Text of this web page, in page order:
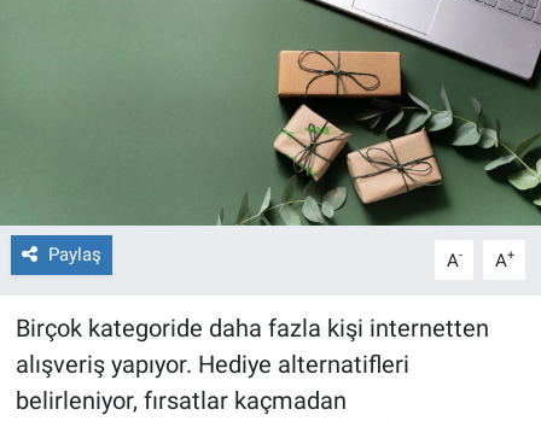
Paylaş A- A+
Birçok kategoride daha fazla kişi internetten
alışveriş yapıyor. Hediye alternatifleri
belirleniyor, fırsatlar kaçmadan